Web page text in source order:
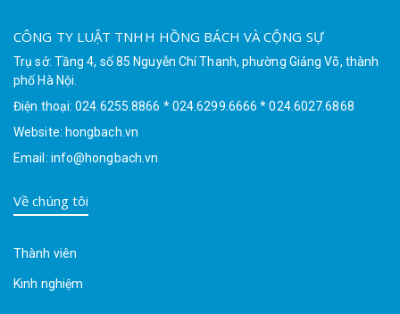
CÔNG TY LUẬT TNHH HỒNG BÁCH VÀ CỘNG SỰ
Trụ sở: Tầng 4, số 85 Nguyễn Chí Thanh, phường Giảng Võ, thành
phố Hà Nội.
Điện thoại: 024.6255.8866 * 024.6299.6666 * 024.6027.6868
Website: hongbach.vn
Email: info@hongbach.vn
Về chúng tôi
Thành viên
Kinh nghiệm